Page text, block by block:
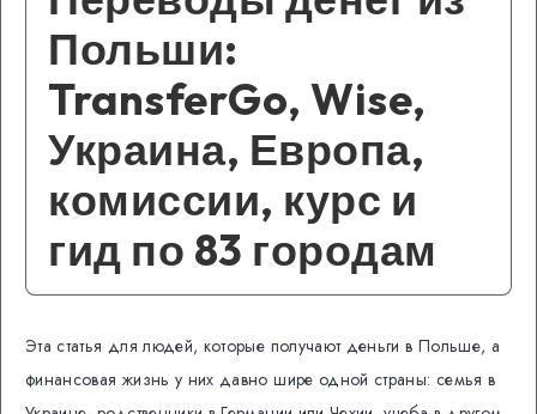
Польши:
TransferGo, Wise,
Украина, Европа,
комиссии, курс и
гид по 83 городам
Эта статья для людей, которые получают деньги в Польше, а
финансовая жизнь у них давно шире одной страны: семья в